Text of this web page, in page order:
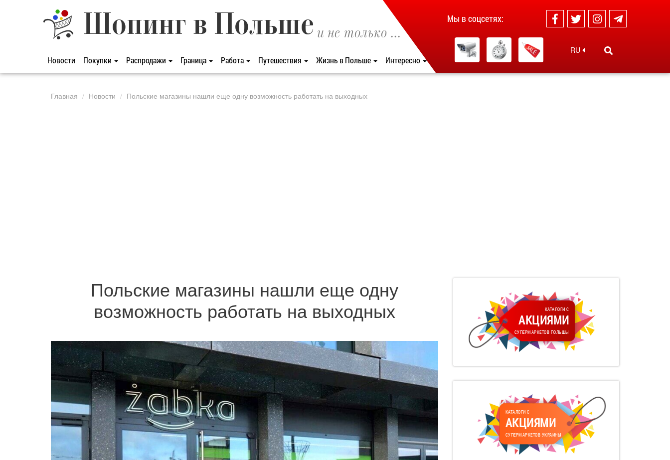
Шопинг в Польше и не только ...
Новости Покупки Распродажи Граница Работа Путешествия Жизнь в Польше Интересно
Мы в соцсетях:
RU
Главная Новости Польские магазины нашли еще одну возможность работать на выходных
Польские магазины нашли еще одну
возможность работать на выходных
КАТАЛОГИ С
АКЦИЯМИ
СУПЕРМАРКЕТОВ ПОЛЬШЫ
КАТАЛОГИ С
АКЦИЯМИ
СУПЕРМАРКЕТОВ УКРАИНЫ